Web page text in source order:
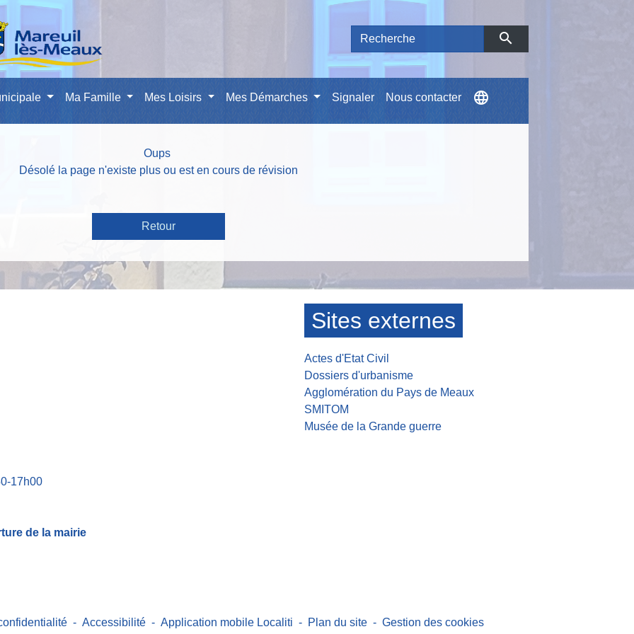
search
Ma Famille Mes Loisirs Mes Démarches Signaler Nous contacter language
Oups
Désolé la page n'existe plus ou est en cours de révision
Retour
17h00
de la mairie
Sites externes
Actes d'Etat Civil
Dossiers d'urbanisme
Agglomération du Pays de Meaux
SMITOM
Musée de la Grande guerre
- Accessibilité - Application mobile Localiti - Plan du site - Gestion des cookies